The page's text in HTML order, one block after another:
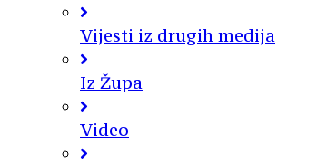
Vijesti iz drugih medija
Iz Župa
Video